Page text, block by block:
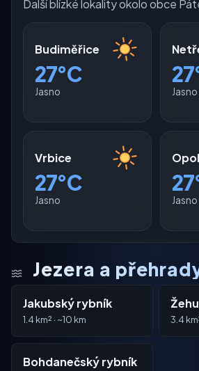
Další blízké lokality okolo obce
Budiměřice
27°C
Jasno Jasno
Vrbice
27°C
Jasno Jasno
Jezera a
Jakubský rybník
1.4 km² · ~10 km 3.4
Bohdanečský rybník